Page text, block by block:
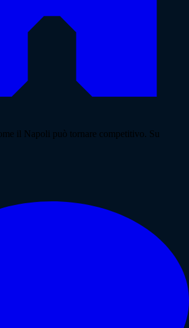
il Napoli può tornare competitivo. Su